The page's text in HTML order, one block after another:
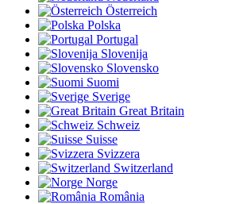
Österreich
Polska
Portugal
Slovenija
Slovensko
Suomi
Sverige
Great Britain
Schweiz
Suisse
Svizzera
Switzerland
Norge
România